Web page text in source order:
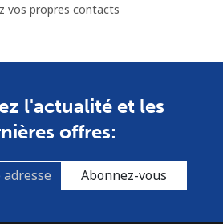
vos propres contacts
l'actualité et les
offres:
Abonnez-vous